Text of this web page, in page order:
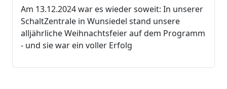
Am 13.12.2024 war es wieder soweit: In unserer
SchaltZentrale in Wunsiedel stand unsere
alljährliche Weihnachtsfeier auf dem Programm
- und sie war ein voller Erfolg